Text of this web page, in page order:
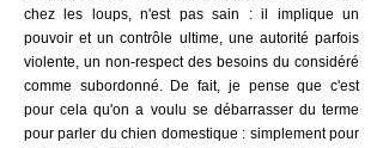
chez les loups, n'est pas sain : il implique un
pouvoir et un contrôle ultime, une autorité parfois
violente, un non-respect des besoins du considéré
comme subordonné. De fait, je pense que c'est
pour cela qu'on a voulu se débarrasser du terme
pour parler du chien domestique : simplement pour